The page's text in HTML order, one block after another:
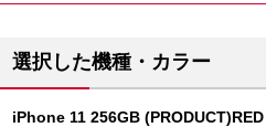
選択した機種・カラー
iPhone 11 256GB (PRODUCT)RED